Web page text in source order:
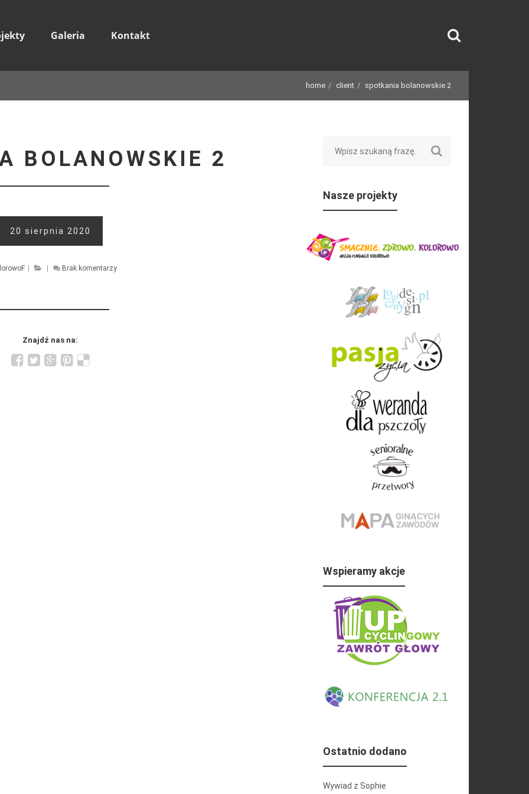
Galeria Kontakt
home client spotkania bolanowskie 2
BOLANOWSKIE 2
20 sierpnia 2020
Brak komentarzy
Znajdź nas na:
Nasze projekty
Wspieramy akcje
Ostatnio dodano
Wywiad z Sophie